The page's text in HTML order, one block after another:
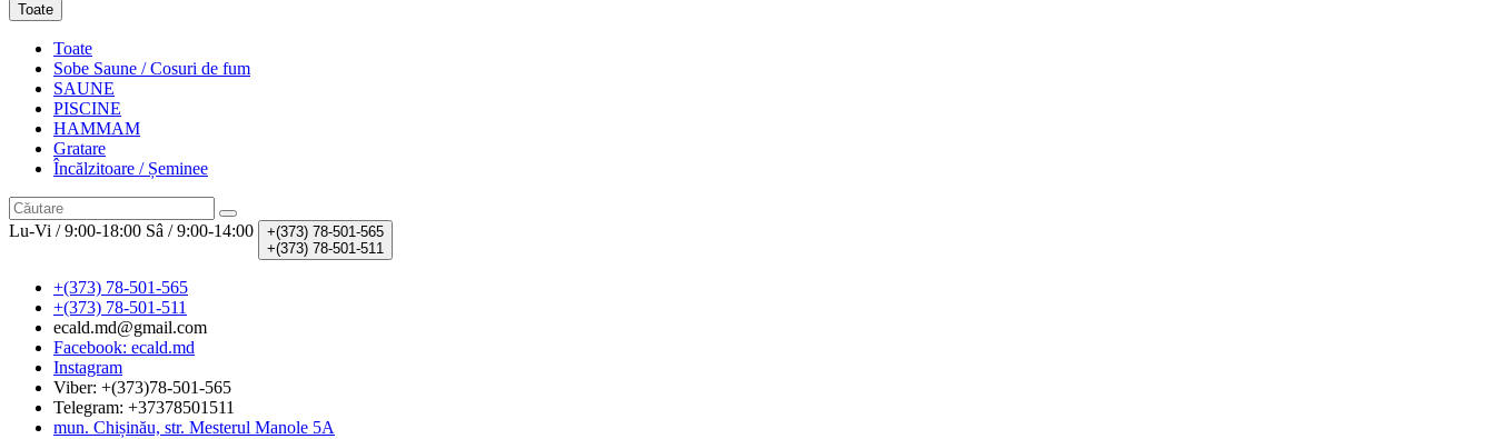
Toate
Toate
Sobe Saune / Cosuri de fum
SAUNE
PISCINE
HAMMAM
Gratare
Încălzitoare / Șeminee
Lu-Vi / 9:00-18:00 Sâ / 9:00-14:00 +(373) 78-501-565
+(373) 78-501-511
+(373) 78-501-565
+(373) 78-501-511
ecald.md@gmail.com
Facebook: ecald.md
Instagram
Viber: +(373)78-501-565
Telegram: +37378501511
mun. Chișinău, str. Mesterul Manole 5A